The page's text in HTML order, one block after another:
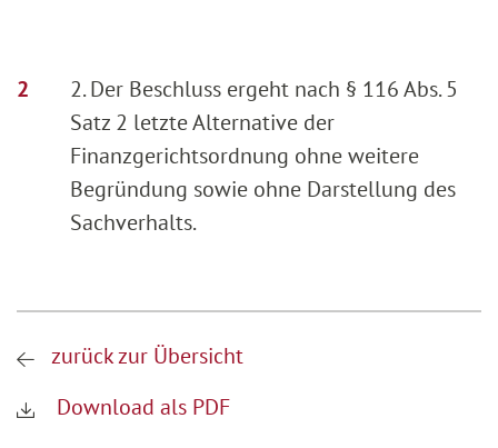
2. Der Beschluss ergeht nach § 116 Abs. 5
Satz 2 letzte Alternative der
Finanzgerichtsordnung ohne weitere
Begründung sowie ohne Darstellung des
Sachverhalts.
zurück zur Übersicht
Download als PDF